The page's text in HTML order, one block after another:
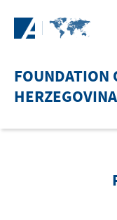
FOUNDATION
HERZEGOVINA